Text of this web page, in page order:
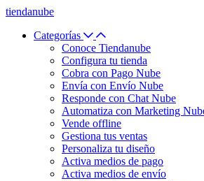
tiendanube
Categorías
Conoce Tiendanube
Configura tu tienda
Cobra con Pago Nube
Envía con Envío Nube
Responde con Chat Nube
Automatiza con Marketing
Vende offline
Gestiona tus ventas
Personaliza tu diseño
Activa medios de pago
Activa medios de envío